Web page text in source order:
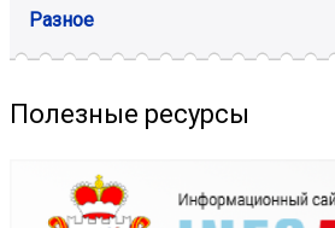
Разное
Полезные ресурсы